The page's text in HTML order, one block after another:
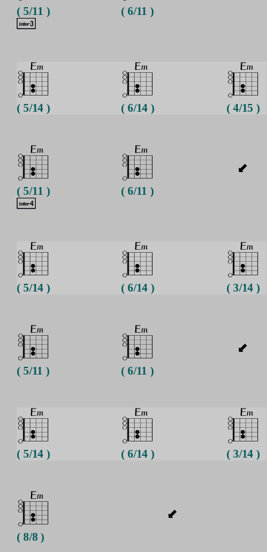
( 5/11 ) ( 6/11 )
( 5/14 ) ( 6/14 ) ( 4/15 )
( 5/11 ) ( 6/11 )
( 5/14 ) ( 6/14 ) ( 3/14 )
( 5/11 ) ( 6/11 )
( 5/14 ) ( 6/14 ) ( 3/14 )
( 8/8 )